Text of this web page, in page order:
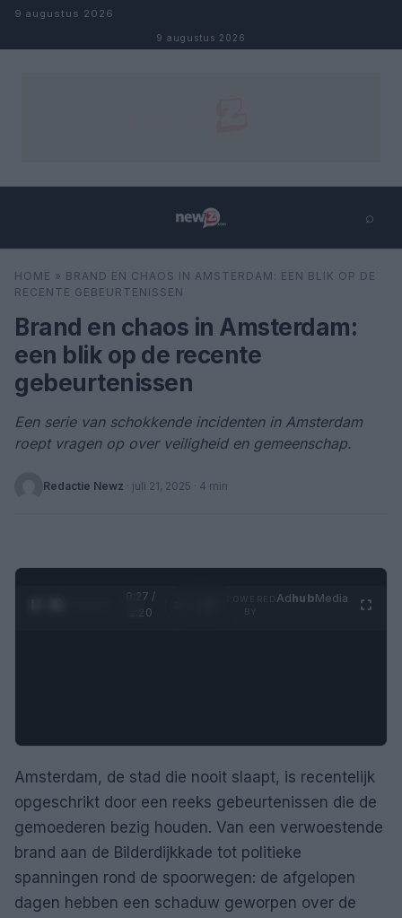
Naar inhoud
9 augustus 2026
9 augustus 2026
⌕
Zoeken ⌕ ×
HOME » BRAND EN CHAOS IN AMSTERDAM: EEN BLIK OP DE
RECENTE GEBEURTENISSEN
Brand en chaos in Amsterdam:
een blik op de recente
gebeurtenissen
Een serie van schokkende incidenten in Amsterdam
roept vragen op over veiligheid en gemeenschap.
Redactie Newz · juli 21, 2025 · 4 min
0:28 /
1:20
AdhubMedia
Amsterdam, de stad die nooit slaapt, is recentelijk
opgeschrikt door een reeks gebeurtenissen die de
gemoederen bezig houden. Van een verwoestende
brand aan de Bilderdijkkade tot politieke
spanningen rond de spoorwegen: de afgelopen
dagen hebben een schaduw geworpen over de